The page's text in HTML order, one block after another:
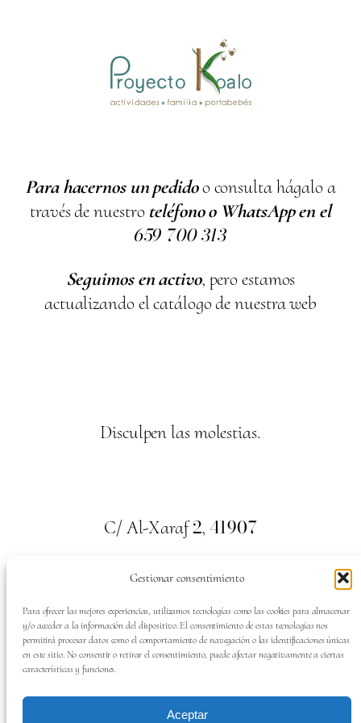
Gestionar consentimiento
Para ofrecer las mejores experiencias, utilizamos tecnologías como las cookies para almacenar
y/o acceder a la información del dispositivo. El consentimiento de estas tecnologías nos
permitirá procesar datos como el comportamiento de navegación o las identificaciones únicas
en este sitio. No consentir o retirar el consentimiento, puede afectar negativamente a ciertas
características y funciones.
Aceptar
Para hacernos un pedidoo consulta hágalo a
través de nuestro teléfono o WhatsApp en el
659 700313
Seguimos en activo, pero estamos
actualizando el catálogo de nuestra web
Disculpen las molestias.
C/ Al-Xaraf2, 41907
Valencina de la Concepción. Sevilla
Tel:659700313
SÍGUENOS EN: